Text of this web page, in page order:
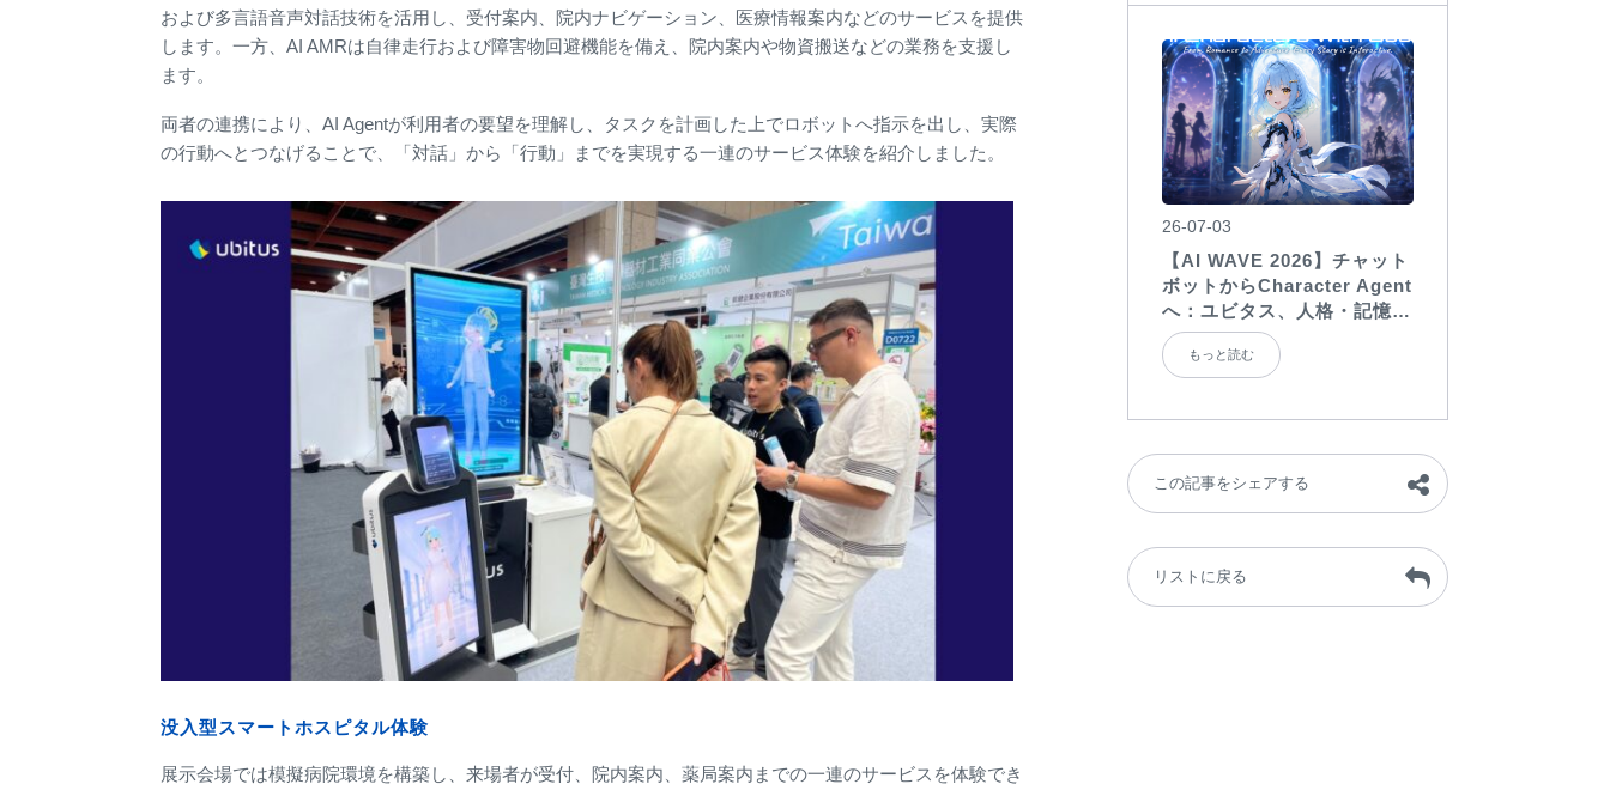
および多言語音声対話技術を活用し、受付案内、院内ナビゲーション、医療情報案内などのサービスを提供
します。一方、AI AMRは自律走行および障害物回避機能を備え、院内案内や物資搬送などの業務を支援し
ます。
両者の連携により、AI Agentが利用者の要望を理解し、タスクを計画した上でロボットへ指示を出し、実際
の行動へとつなげることで、「対話」から「行動」までを実現する一連のサービス体験を紹介しました。
没入型スマートホスピタル体験
展示会場では模擬病院環境を構築し、来場者が受付、院内案内、薬局案内までの一連のサービスを体験でき
26-07-03
【AI WAVE 2026】チャット
ボットからCharacter Agent
へ：ユビタス、人格・記憶・
対話能力を備えたAI
Charactersを展示
もっと読む
この記事をシェアする
リストに戻る